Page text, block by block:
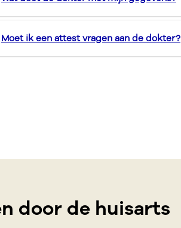
Moet ik een attest vragen aan de dokter?
door de huisarts